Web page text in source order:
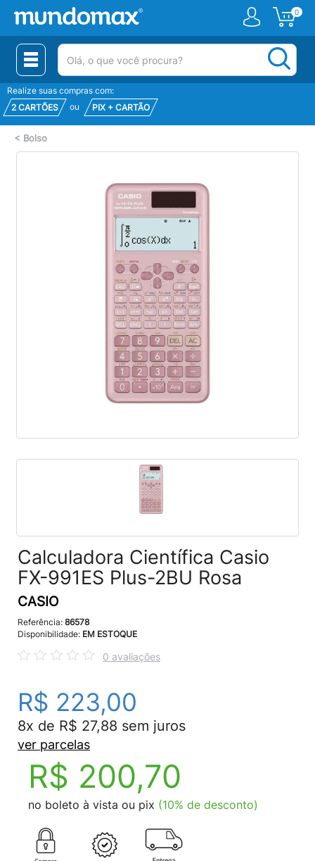
0
(pesquisar)
Realize suas compras com:
2 CARTÕES
ou PIX + CARTÃO
< Bolso
Calculadora Científica Casio
FX-991ES Plus-2BU ‎Rosa
CASIO
Referência: 86578
Disponibilidade: EM ESTOQUE
0 avaliações
R$ 223,00
8x de R$ 27,88 sem juros
ver parcelas
R$ 200,70
no boleto à vista ou pix (10% de desconto)